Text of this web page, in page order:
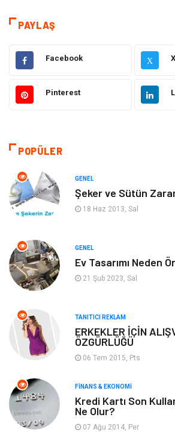
Hizmet
Hukuk Elektrik
Güzellik & Bakım Moda
Giyim
Otomotiv
Gıda
Anne & Çocuk Müzik
Tatil Genel
Emlak
Ev İşleri
Gençlik & Eğlence
PAYLAŞ
Facebook X
Pinterest
POPÜLER
GENEL
Şeker ve Sütün
18 Haz 2013, Sal
GENEL
Ev Tasarımı Neden
21 Şub 2023, Sal
TANITICI REKLAM
ERKEKLER İÇİN
ÖZGÜRLÜĞÜ
06 Tem 2015, Pts
FINANS & EKONOMI
Kredi Kartı Son
Ne Olur?
07 Ağu 2014, Per